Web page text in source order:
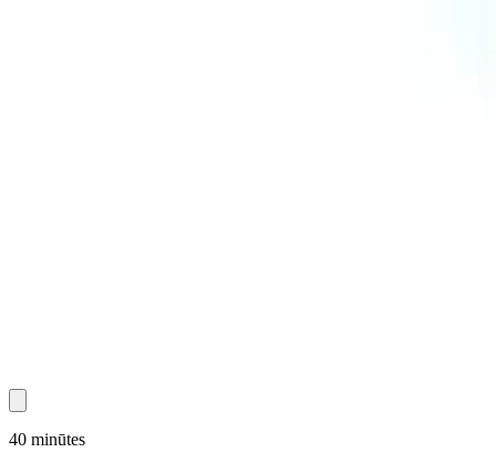
40 minūtes